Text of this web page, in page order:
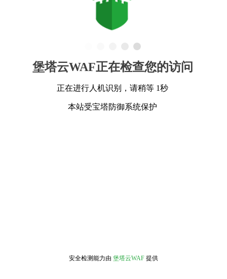
堡塔云WAF正在检查您的访问
正在进行人机识别，请稍等 1秒
本站受宝塔防御系统保护
安全检测能力由 堡塔云WAF 提供